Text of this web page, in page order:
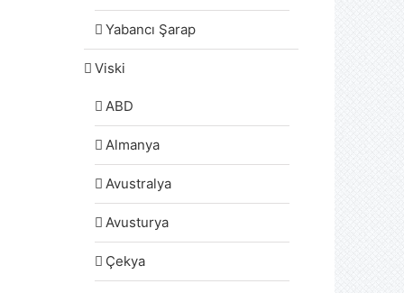
Yabancı Şarap
Viski
ABD
Almanya
Avustralya
Avusturya
Çekya